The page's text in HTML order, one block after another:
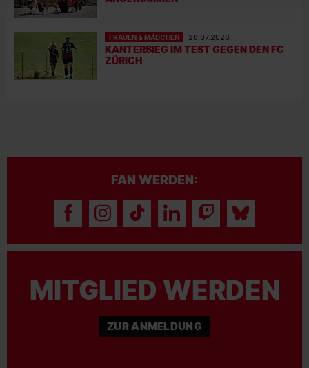
FRAUEN & MÄDCHEN 28.07.2026
KANTERSIEG IM TEST GEGEN DEN FC
ZÜRICH
FAN WERDEN:
MITGLIED WERDEN
ZUR ANMELDUNG